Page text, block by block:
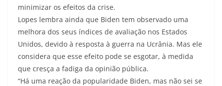
minimizar os efeitos da crise.
Lopes lembra ainda que Biden tem observado uma
melhora dos seus índices de avaliação nos Estados
Unidos, devido à resposta à guerra na Ucrânia. Mas ele
considera que esse efeito pode se esgotar, à medida
que cresça a fadiga da opinião pública.
“Há uma reação da popularidade Biden, mas não sei se